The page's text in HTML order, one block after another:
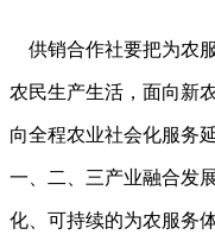
供销合作社要把为农
农民生产生活，面向新
向全程农业社会化服务
一、二、三产业融合发
化、可持续的为农服务体